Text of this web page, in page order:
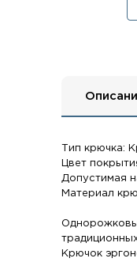
Тип крючка:
Цвет
Допустимая
Материал
Крючок